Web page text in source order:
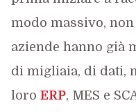
modo massivo,
aziende hanno già
di migliaia, di dati,
loro ERP, MES e